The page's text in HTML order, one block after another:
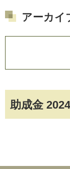
助成金
アーカイ